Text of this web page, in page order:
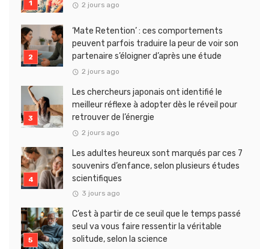
2 jours ago
‘Mate Retention’ : ces comportements
peuvent parfois traduire la peur de voir son
partenaire s’éloigner d’après une étude
2 jours ago
Les chercheurs japonais ont identifié le
meilleur réflexe à adopter dès le réveil pour
retrouver de l’énergie
2 jours ago
Les adultes heureux sont marqués par ces 7
souvenirs d’enfance, selon plusieurs études
scientifiques
3 jours ago
C’est à partir de ce seuil que le temps passé
seul va vous faire ressentir la véritable
solitude, selon la science